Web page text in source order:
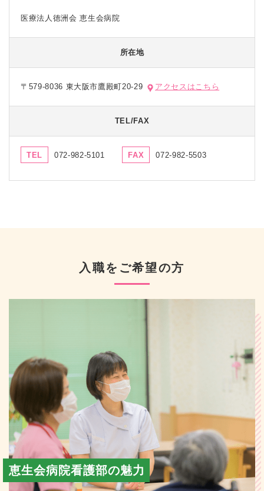
医療法人徳洲会 恵生会病院
所在地
〒579-8036 東大阪市鷹殿町20-29 アクセスはこちら
TEL/FAX
TEL 072-982-5101 FAX 072-982-5503
入職をご希望の方
恵生会病院看護部の魅力